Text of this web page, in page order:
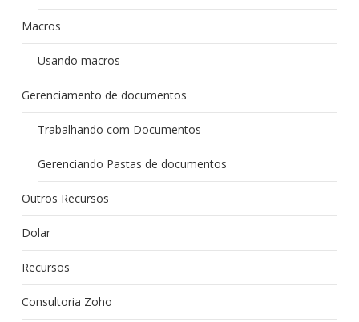
Macros
Usando macros
Gerenciamento de documentos
Trabalhando com Documentos
Gerenciando Pastas de documentos
Outros Recursos
Dolar
Recursos
Consultoria Zoho